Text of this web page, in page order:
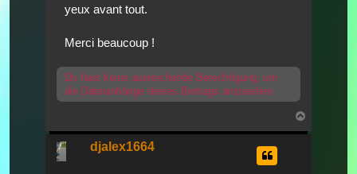
yeux avant tout.
Merci beaucoup !
Du hast keine ausreichende Berechtigung, um
die Dateianhänge dieses Beitrags anzusehen.
oben
djalex1664